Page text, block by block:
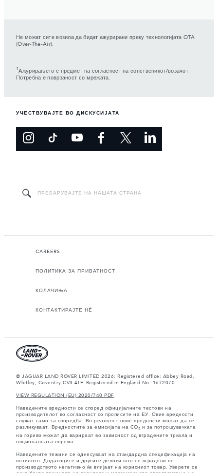
Не можат сите возила да бидат ажурирани преку технологијата OTA
(Over-The-Air).
1 Ажурирањето е предмет на согласност на сопственикот/возачот.
Потребна е поврзаност со мрежата.
УЧЕСТВУВАЈТЕ ВО ДИСКУСИЈАТА
CAREERS
ПОЛИТИКА ЗА ПРИВАТНОСТ
КОЛАЧИЊА
КОНТАКТИРАЈТЕ НЀ
© JAGUAR LAND ROVER LIMITED 2026: Registered office: Abbey Road,
Whitley, Coventry CV3 4LF. Registered in England No: 1672070
VIEW REGULATION (EU) 2020/740 PDF
Наведените вредности се според официјалните тестови на
производителот во согласност со прописите на ЕУ. Овие вредности
служат само за споредба. Во реалност овие вредности можат да се
разликуваат. Вредностите за емисијата на CO2 и за потрошувачката
на гориво можат да варираат во зависност од вградените тркала и
опционалната опрема.
Наведените тежини се однесуваат на стандардна спецификација на
возилото. Додатоците и другите делови што се вградени по
производството негативно ќе влијаат на корисниот товар. Уверете се